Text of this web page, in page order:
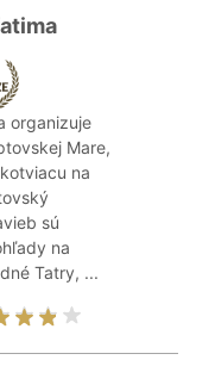
organizuje
Mare,
na
sú
na
Tatry, ...